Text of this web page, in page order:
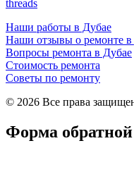
threads
Наши работы в Дубае
Наши отзывы о ремонте в
Вопросы ремонта в Дубае
Стоимость ремонта
Советы по ремонту
© 2026 Все права
Форма обратной